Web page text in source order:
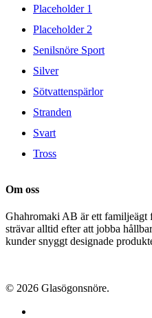
Placeholder 1
Placeholder 2
Senilsnöre Sport
Silver
Sötvattenspärlor
Stranden
Svart
Tross
Om oss
Ghahromaki AB är ett familjeägt
strävar alltid efter att jobba
kunder snyggt designade
© 2026 Glasögonsnöre.